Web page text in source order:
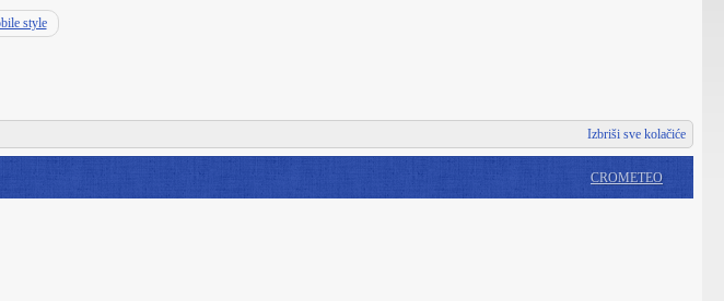
style
Izbriši sve kolačiće
CROMETEO